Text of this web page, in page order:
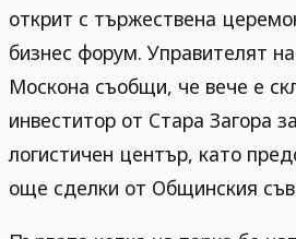
открит с тържествена
бизнес форум. Управителят
Москона съобщи, че вече е
инвеститор от Стара Загора
логистичен център, като
още сделки от Общинския